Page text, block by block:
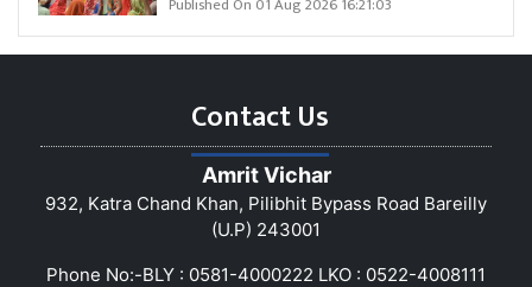
Contact Us
Amrit Vichar
932, Katra Chand Khan, Pilibhit Bypass Road Bareilly
(U.P) 243001
Phone No:-BLY : 0581-4000222 LKO : 0522-4008111